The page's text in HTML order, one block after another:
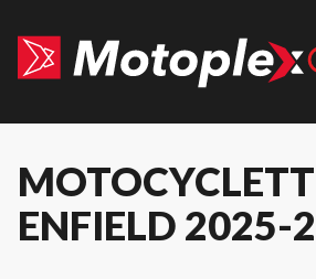
ENFIELD 2025-